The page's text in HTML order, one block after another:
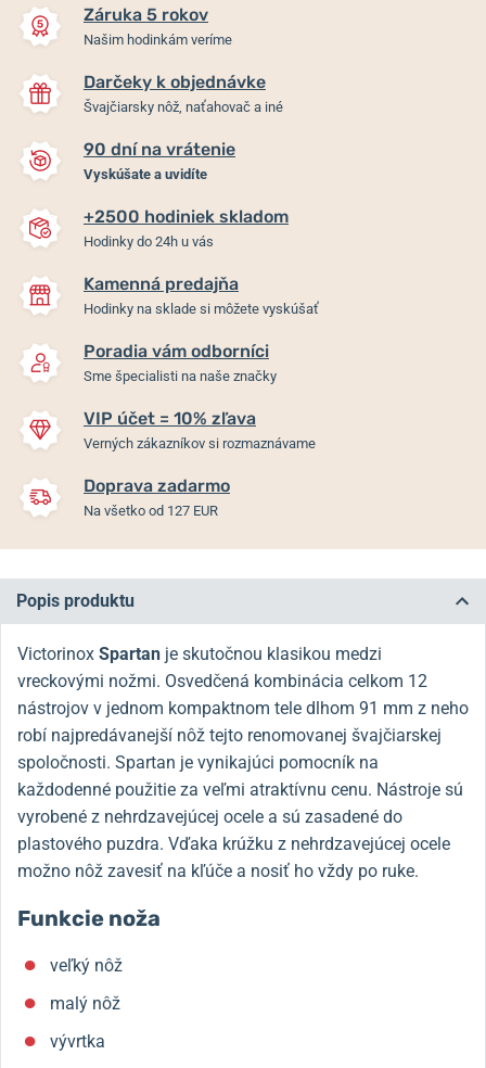
Záruka 5 rokov
Našim hodinkám veríme
Darčeky k objednávke
Švajčiarsky nôž, naťahovač a iné
90 dní na vrátenie
Vyskúšate a uvidíte
+2500 hodiniek skladom
Hodinky do 24h u vás
Kamenná predajňa
Hodinky na sklade si môžete vyskúšať
Poradia vám odborníci
Sme špecialisti na naše značky
VIP účet = 10% zľava
Verných zákazníkov si rozmaznávame
Doprava zadarmo
Na všetko od 127 EUR
Popis produktu
Victorinox Spartan je skutočnou klasikou medzi
vreckovými nožmi. Osvedčená kombinácia celkom 12
nástrojov v jednom kompaktnom tele dlhom 91 mm z neho
robí najpredávanejší nôž tejto renomovanej švajčiarskej
spoločnosti. Spartan je vynikajúci pomocník na
každodenné použitie za veľmi atraktívnu cenu. Nástroje sú
vyrobené z nehrdzavejúcej ocele a sú zasadené do
plastového puzdra. Vďaka krúžku z nehrdzavejúcej ocele
možno nôž zavesiť na kľúče a nosiť ho vždy po ruke.
Funkcie noža
veľký nôž
malý nôž
vývrtka